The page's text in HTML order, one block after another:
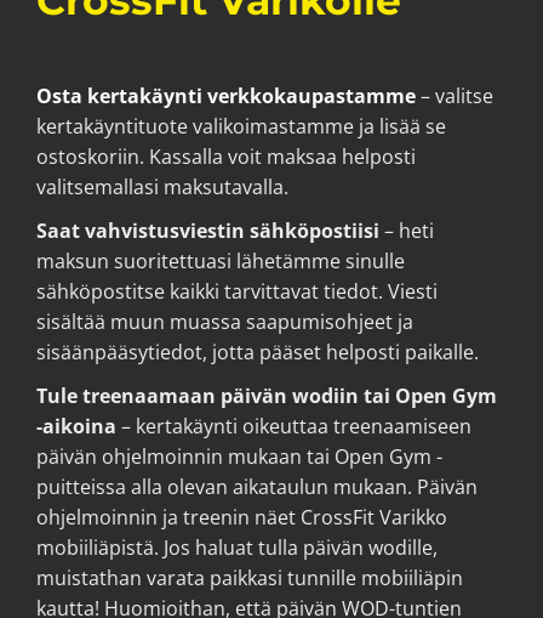
Osta kertakäynti verkkokaupastamme– valitse
kertakäyntituote valikoimastamme ja lisää se
ostoskoriin. Kassalla voit maksaa helposti
valitsemallasi maksutavalla.
Saat vahvistusviestin sähköpostiisi – heti
maksun suoritettuasi lähetämme sinulle
sähköpostitse kaikki tarvittavat tiedot. Viesti
sisältää muun muassa saapumisohjeet ja
sisäänpääsytiedot, jotta pääset helposti paikalle.
Tule treenaamaan päivän wodiin tai Open Gym
-aikoina – kertakäynti oikeuttaa treenaamiseen
päivän ohjelmoinnin mukaan tai Open Gym -
puitteissa alla olevan aikataulun mukaan. Päivän
ohjelmoinnin ja treenin näet CrossFit Varikko
mobiiliäpistä. Jos haluat tulla päivän wodille,
muistathan varata paikkasi tunnille mobiiliäpin
kautta! Huomioithan, että päivän WOD-tuntien